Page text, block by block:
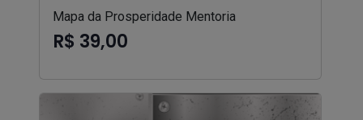
Mapa da Prosperidade Mentoria
R$ 39,00